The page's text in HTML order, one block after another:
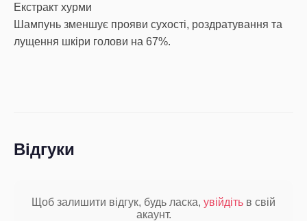
Екстракт хурми
Шампунь зменшує прояви сухості, роздратування та
лущення шкіри голови на 67%.
Відгуки
Щоб залишити відгук, будь ласка, увійдіть в свій
акаунт.